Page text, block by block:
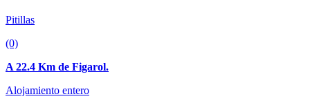
Pitillas
(0)
A 22.4 Km de Figarol.
Alojamiento entero